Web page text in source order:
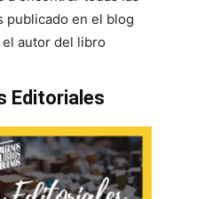
publicado en el blog
autor del libro
Editoriales